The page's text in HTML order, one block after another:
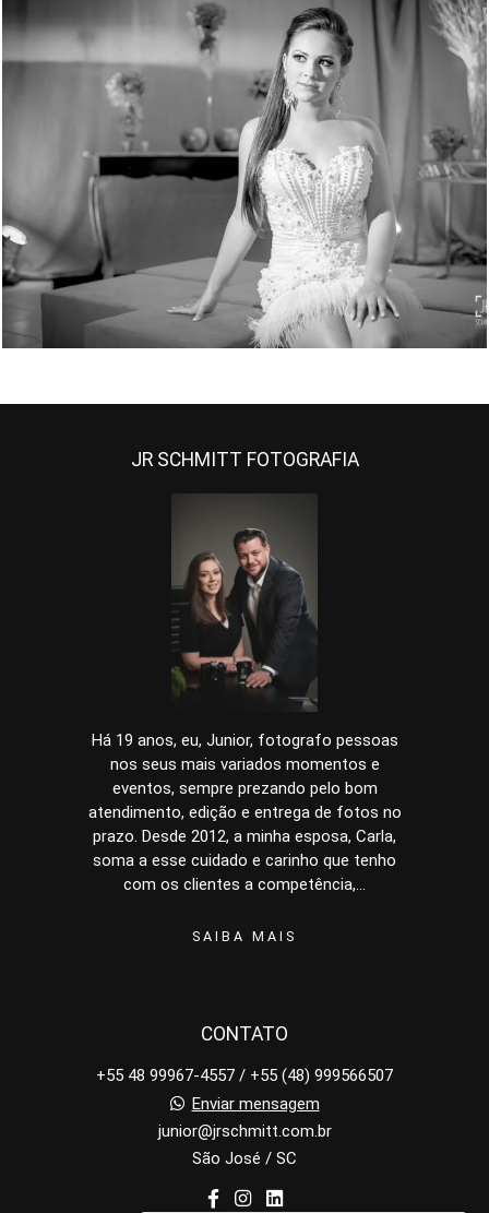
1682 0
JR SCHMITT FOTOGRAFIA
Há 19 anos, eu, Junior, fotografo pessoas
nos seus mais variados momentos e
eventos, sempre prezando pelo bom
atendimento, edição e entrega de fotos no
prazo. Desde 2012, a minha esposa, Carla,
soma a esse cuidado e carinho que tenho
com os clientes a competência,...
SAIBA MAIS
CONTATO
+55 48 99967-4557 / +55 (48) 999566507
Enviar mensagem
junior@jrschmitt.com.br
São José / SC